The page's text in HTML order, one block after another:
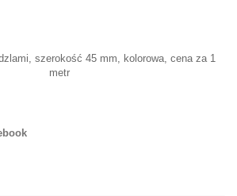
szerokość 45 mm, kolorowa, cena za 1
metr